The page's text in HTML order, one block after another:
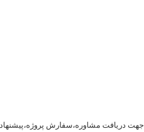
جهت دریافت مشاوره،سفارش پروژه،پیشنهاد